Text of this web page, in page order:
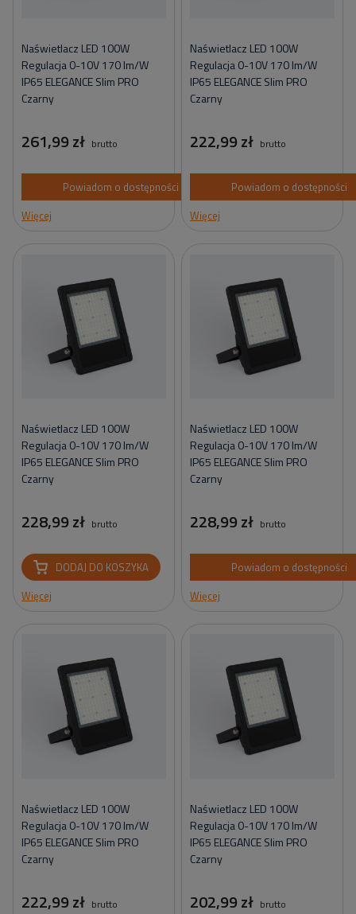
Naświetlacz LED 100W
Regulacja 0-10V 170 lm/W
IP65 ELEGANCE Slim PRO
Czarny
261,99 zł brutto
Powiadom o dostępności
Więcej
Naświetlacz LED 100W
Regulacja 0-10V 170 lm/W
IP65 ELEGANCE Slim PRO
Czarny
222,99 zł brutto
Powiadom o dostępności
Więcej
Naświetlacz LED 100W
Regulacja 0-10V 170 lm/W
IP65 ELEGANCE Slim PRO
Czarny
228,99 zł brutto
DODAJ DO KOSZYKA
Więcej
Naświetlacz LED 100W
Regulacja 0-10V 170 lm/W
IP65 ELEGANCE Slim PRO
Czarny
228,99 zł brutto
Powiadom o dostępności
Więcej
Naświetlacz LED 100W
Regulacja 0-10V 170 lm/W
IP65 ELEGANCE Slim PRO
Czarny
222,99 zł brutto
Naświetlacz LED 100W
Regulacja 0-10V 170 lm/W
IP65 ELEGANCE Slim PRO
Czarny
202,99 zł brutto